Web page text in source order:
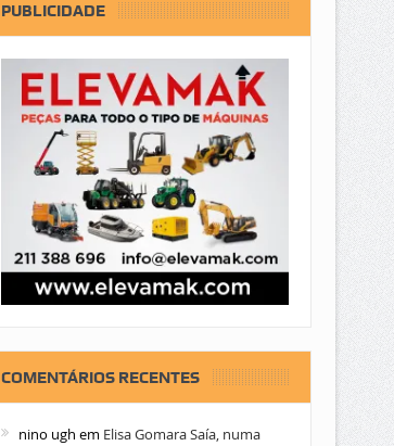
PUBLICIDADE
COMENTÁRIOS RECENTES
nino ugh em Elisa Gomara Saía, numa